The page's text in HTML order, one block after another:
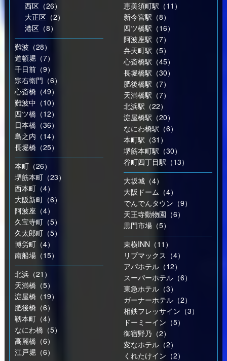
西区（26）
大正区（2）
港区（8）
難波（28）
道頓堀（7）
千日前（9）
宗右衛門（6）
心斎橋（49）
難波中（10）
四ツ橋（12）
日本橋（36）
島之内（14）
長堀橋（25）
本町（26）
堺筋本町（23）
西本町（4）
大阪新町（6）
阿波座（4）
久宝寺町（5）
久太郎町（5）
博労町（4）
南船場（15）
北浜（21）
天満橋（5）
淀屋橋（19）
肥後橋（6）
靱本町（4）
なにわ橋（5）
高麗橋（6）
江戸堀（6）
恵美須町駅（11）
新今宮駅（8）
四ツ橋駅（16）
阿波座駅（7）
弁天町駅（5）
心斎橋駅（45）
長堀橋駅（30）
肥後橋駅（7）
天満橋駅（7）
北浜駅（22）
淀屋橋駅（20）
なにわ橋駅（6）
本町駅（31）
堺筋本町駅（30）
谷町四丁目駅（13）
大坂城（4）
大阪ドーム（4）
でんでんタウン（9）
天王寺動物園（6）
黒門市場（5）
東横INN（11）
リブマックス（4）
アパホテル（12）
スーパーホテル（6）
東急ホテル（3）
ガーナーホテル（2）
相鉄フレッサイン（3）
ドーミーイン（5）
御宿野乃（2）
変なホテル（2）
くれたけイン（2）